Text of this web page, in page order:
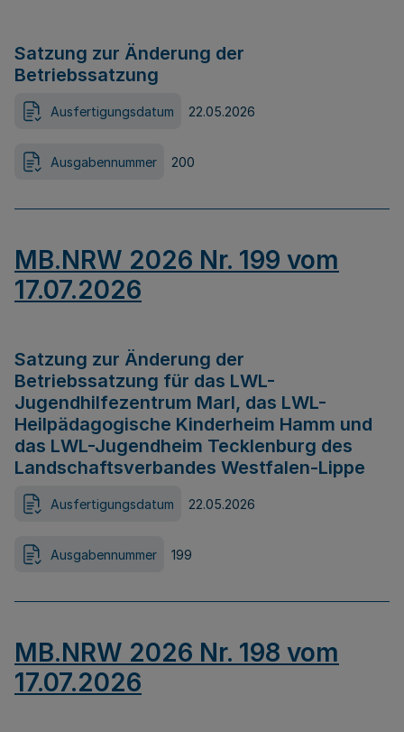
Satzung zur Änderung der
Betriebssatzung
Ausfertigungsdatum 22.05.2026
Ausgabennummer 200
MB.NRW 2026 Nr. 199 vom
17.07.2026
Satzung zur Änderung der
Betriebssatzung für das LWL-
Jugendhilfezentrum Marl, das LWL-
Heilpädagogische Kinderheim Hamm und
das LWL-Jugendheim Tecklenburg des
Landschaftsverbandes Westfalen-Lippe
Ausfertigungsdatum 22.05.2026
Ausgabennummer 199
MB.NRW 2026 Nr. 198 vom
17.07.2026